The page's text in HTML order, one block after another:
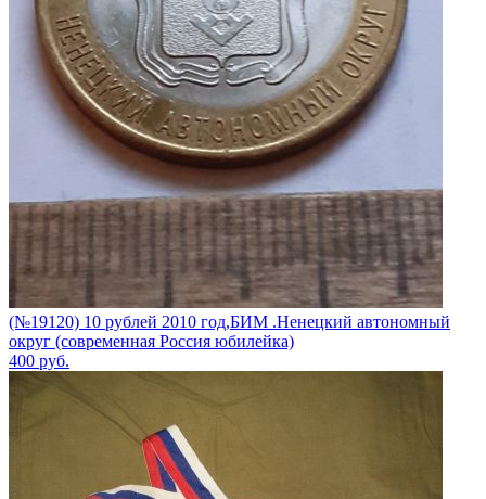
(№19120) 10 рублей 2010 год,БИМ .Ненецкий автономный
округ (современная Россия юбилейка)
400 руб.